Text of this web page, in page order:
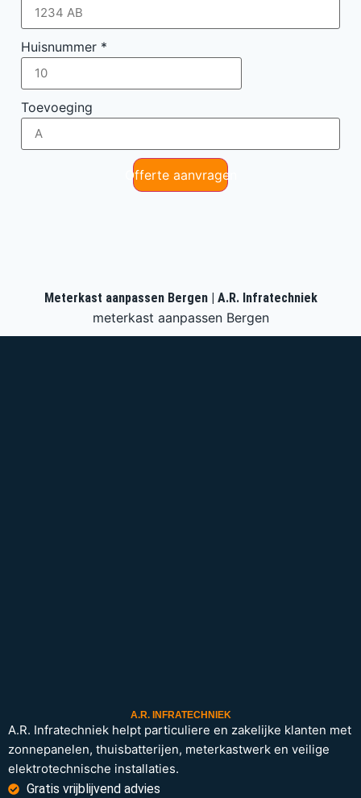
Huisnummer *
Toevoeging
Offerte aanvragen
Meterkast aanpassen Bergen | A.R. Infratechniek
meterkast aanpassen Bergen
A.R. INFRATECHNIEK
A.R. Infratechniek helpt particuliere en zakelijke klanten met
zonnepanelen, thuisbatterijen, meterkastwerk en veilige
elektrotechnische installaties.
Gratis vrijblijvend advies